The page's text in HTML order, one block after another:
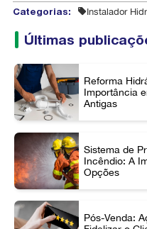
Categorias: Instalador
Últimas
Reforma
Importância
Antigas
Sistema de
Incêndio: A
Opções
Pós-Venda: